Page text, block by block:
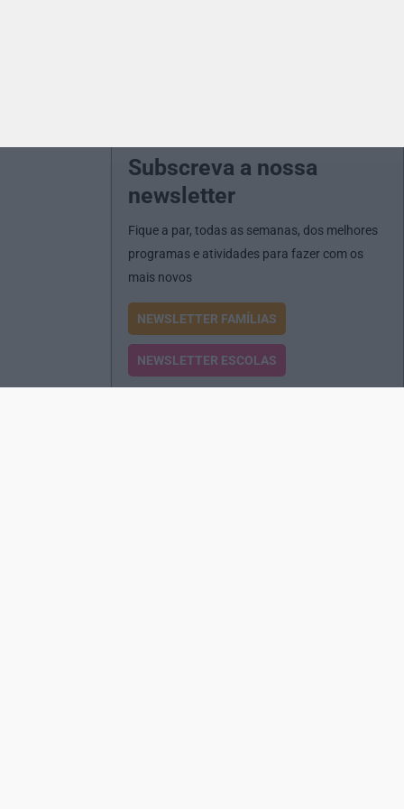
Subscreva a nossa
newsletter
Fique a par, todas as semanas, dos melhores
programas e atividades para fazer com os
mais novos
NEWSLETTER FAMÍLIAS
NEWSLETTER ESCOLAS